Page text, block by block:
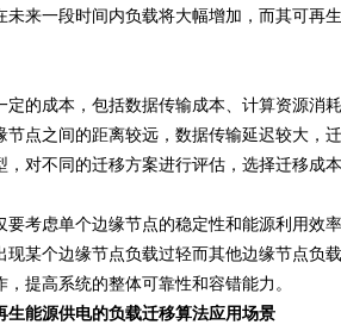
未来一段时间内负载将大幅增加，而其可再
定的成本，包括数据传输成本、计算资源消
节点之间的距离较远，数据传输延迟较大，
，对不同的迁移方案进行评估，选择迁移成
要考虑单个边缘节点的稳定性和能源利用效
现某个边缘节点负载过轻而其他边缘节点负
提高系统的整体可靠性和容错能力。
生能源供电的负载迁移算法应用场景